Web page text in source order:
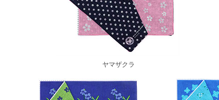
ヤマザクラ